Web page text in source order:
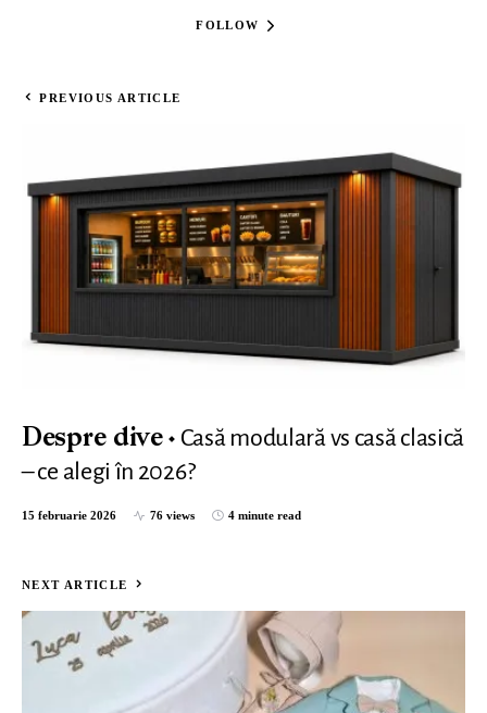
FOLLOW
PREVIOUS ARTICLE
Despre dive
Casă modulară vs casă clasică
– ce alegi în 2026?
15 februarie 2026 76 views 4 minute read
NEXT ARTICLE